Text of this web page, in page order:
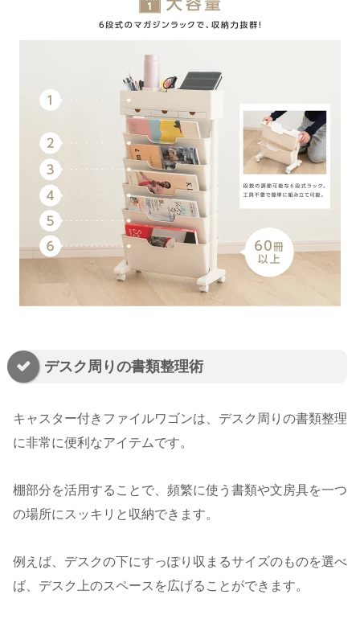
デスク周りの書類整理術
キャスター付きファイルワゴンは、デスク周りの書類整理
に非常に便利なアイテムです。
棚部分を活用することで、頻繁に使う書類や文房具を一つ
の場所にスッキリと収納できます。
例えば、デスクの下にすっぽり収まるサイズのものを選べ
ば、デスク上のスペースを広げることができます。